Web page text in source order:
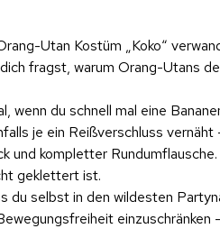
Utan Kostüm „Koko“
fragst, warum Orang-Utans
du schnell mal eine
je ein Reißverschluss
kompletter
geklettert ist.
selbst in den wildesten